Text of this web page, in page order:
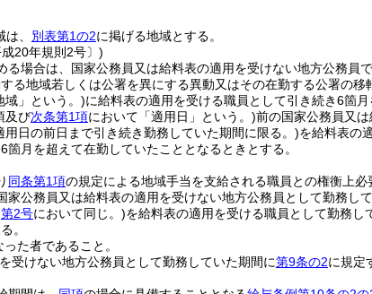
、 別表第1の2に掲げる地域とする。
20年規則2号〕)
る場合は、国家公務員又は給料表の適用を受けない地方公務員
る地域若しくは公署を異にする異動又はその在勤する公署の移
域」という。)に給料表の適用を受ける職員として引き続き6箇
及び次条第1項において「適用日」という。)前の国家公務員又
日の前日まで引き続き勤務していた期間に限る。)を給料表の
月を超えて在勤していたこととなるときとする。
同条第1項の規定による地域手当を支給される職員との権衡上必
公務員又は給料表の適用を受けない地方公務員として勤務し
第2号において同じ。)を給料表の適用を受ける職員として勤務し
。
た者であること。
受けない地方公務員として勤務していた期間に第9条の2に規定